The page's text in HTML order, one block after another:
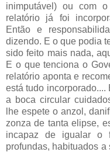
inimputável) ou com
relatório já foi
Então e
dizendo. E o que podia
sido feito mais nada,
E o que tenciona o
relatório aponta e
está tudo
a boca circular
lhe espete o anzol,
zonza de tanta elipse,
incapaz de igualar o
profundas, habituados a